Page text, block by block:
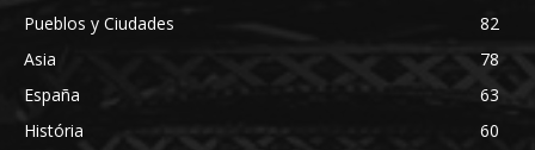
Pueblos y Ciudades
82
Asia
78
España
63
História
60